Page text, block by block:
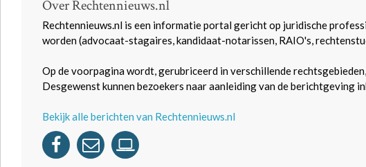
Over Rechtennieuws.nl
Rechtennieuws.nl is een informatie portal gericht op juridische
worden (advocaat-stagaires, kandidaat-notarissen, RAIO's,
Op de voorpagina wordt, gerubriceerd in verschillende
Desgewenst kunnen bezoekers naar aanleiding van de berichtgeving
Bekijk alle berichten van Rechtennieuws.nl